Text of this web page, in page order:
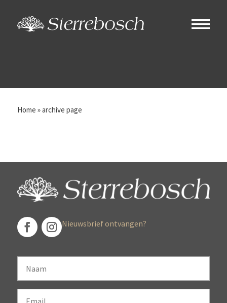
Home »archive page
Nieuwsbrief ontvangen?